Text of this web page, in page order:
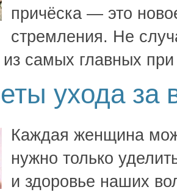
причёска — это
стремления. Не
самых главных при
ухода за
Каждая женщина
нужно только
и здоровье наших